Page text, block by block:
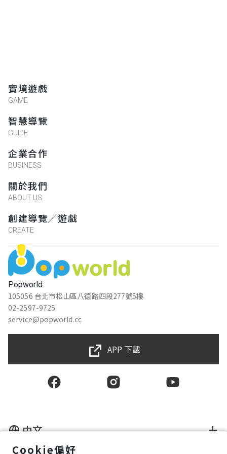
Popworld
105056 台北市松山區八德路四段277號5樓
02-2597-9725
service@popworld.cc
實境遊戲
GAME
智慧導覽
GUIDE
企業合作
BUSINESS
關於我們
ABOUT US
創建導覽／遊戲
CREATE
APP 下載
中文
Cookie偏好